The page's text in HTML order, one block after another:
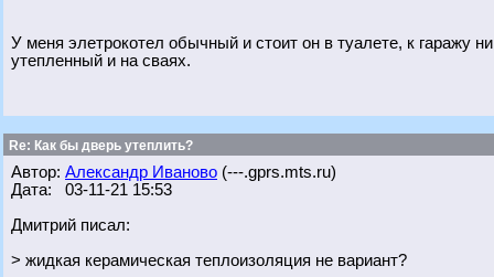
У меня элетрокотел обычный и стоит он в туалете, к гаражу
утепленный и на сваях.
Re: Как бы дверь утеплить?
Автор: Александр Иваново (---.gprs.mts.ru)
Дата: 03-11-21 15:53
Дмитрий писал:
> жидкая керамическая теплоизоляция не вариант?